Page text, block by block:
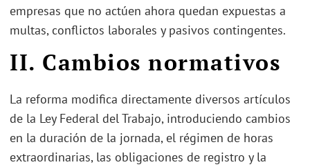
empresas que no actúen ahora quedan expuestas a
multas, conflictos laborales y pasivos contingentes.
II. Cambios normativos
La reforma modifica directamente diversos artículos
de la Ley Federal del Trabajo, introduciendo cambios
en la duración de la jornada, el régimen de horas
extraordinarias, las obligaciones de registro y la